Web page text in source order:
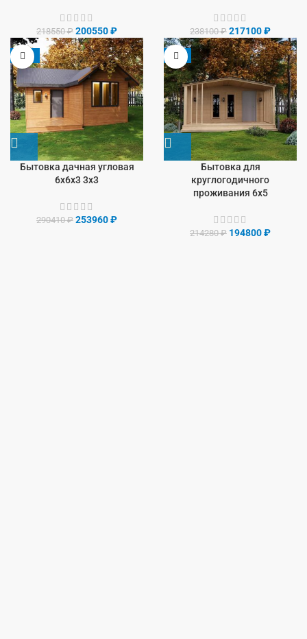
218550₽ 200550₽ 238100₽ 217100₽
-13%
Бытовка дачная угловая
6х6х3 3х3
290410₽ 253960₽
-9%
Бытовка для
круглогодичного
проживания 6х5
214280₽ 194800₽